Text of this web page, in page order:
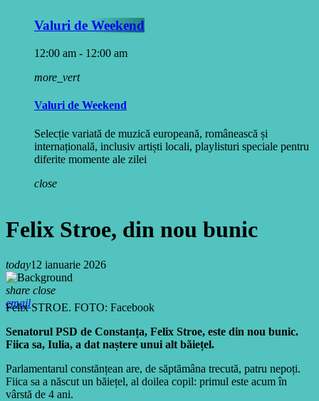
Valuri de Weekend
12:00 am - 12:00 am
more_vert
Valuri de Weekend
Selecție variată de muzică europeană, românească și
internațională, inclusiv artiști locali, playlisturi speciale pentru
diferite momente ale zilei
close
Felix Stroe, din nou bunic
today12 ianuarie 2026
share close
email
Felix STROE. FOTO: Facebook
Senatorul PSD de Constanța, Felix Stroe, este din nou bunic.
Fiica sa, Iulia, a dat naștere unui alt băiețel.
Parlamentarul constănțean are, de săptămâna trecută, patru nepoți.
Fiica sa a născut un băiețel, al doilea copil: primul este acum în
vârstă de 4 ani.